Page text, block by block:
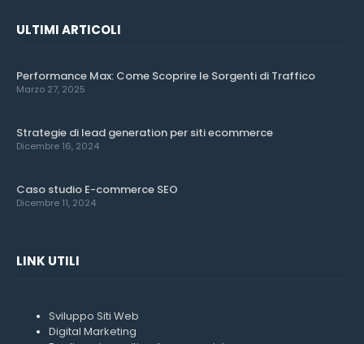
ULTIMI ARTICOLI
Performance Max: Come Scoprire le Sorgenti di Traffico
Marzo 27, 2025
Strategie di lead generation per siti ecommerce
Dicembre 16, 2024
Caso studio E-commerce SEO
Dicembre 11, 2024
LINK UTILI
Sviluppo Siti Web
Digital Marketing